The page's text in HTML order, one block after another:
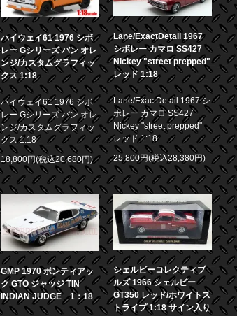
ハイウェイ61 1976 シボ
レー Gシリーズ バン オレ
ンジ/カスタムグラフィッ
クス 1:18
ハイウェイ61 1976 シボ
レー Gシリーズ バン オレ
ンジ/カスタムグラフィッ
クス 1:18
18,800円(税込20,680円)
Lane/ExactDetail 1967
シボレー カマロ SS427
Nickey "street prepped"
レッド 1:18
Lane/ExactDetail 1967 シ
ボレー カマロ SS427
Nickey "street prepped"
レッド 1:18
25,800円(税込28,380円)
GMP 1970 ポンティアッ
ク GTO ジャッジ TIN
INDIAN JUDGE 1：18
シェルビーコレクティブ
ルズ 1966 シェルビー
GT350 レッド/ホワイトス
トライプ 1:18 サイン入り